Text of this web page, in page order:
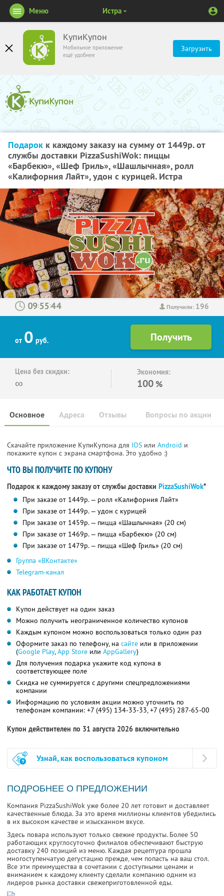
КупиКупон
Мобильное приложение
ещё удобнее
Загрузить
Меню Истра
Подарок к каждому заказу на сумму от 1449р. от
службы доставки PizzaSushiWok: пиццы
«Барбекю», «Шеф Гриль», «Шашлычная», ролл
«Калифорния Лайт», удон с курицей. Истра
Получили: 196
: :
от 0 руб.
Цена без скидки:
∞
Экономия:
100 %
Основное Отзывы Вопросы по акции
Адреса
Скачайте приложение КупиКупона для IOS или Android и
покажите купон с экрана смартфона. Это удобно :)
ЧТО ВЫ ПОЛУЧИТЕ ПО КУПОНУ
Подарок к каждому заказу от службы доставки PizzaSushiWok*
При заказе от 1449р. — ролл «Калифорния Лайт»
При заказе от 1449р. — удон с курицей
При заказе от 1459р. — пицца «Шашлычная» (20 см)
При заказе от 1469р. — пицца «Барбекю» (20 см)
При заказе от 1479р. — пицца «Шеф Гриль» (20 см)
Группа «ВКонтакте»
Telegram-канал
КАК РАБОТАЕТ КУПОН
Купон действует на один заказ
Можно получить неограниченное количество купонов
Каждым купоном можно воспользоваться только один раз
Оформите заказ по телефону, на сайте или в приложении
(Google Play,App Store или AppGallery)
Для получения подарка укажите код купона в
соответствующее поле
Скидка не суммируется с другими спецпредложениями
компании
Информацию по условиям акции можно уточнить по
телефонам компании: +7 (495) 134-33-33, +7 (495) 287-65-00
Купон действителен по 31 августа 2026 включительно
Узнай, как воспользоваться купоном
ПОДРОБНЕЕ О ПРЕДЛОЖЕНИИ
Компания PizzaSushiWok уже более 20 лет готовит и доставляет
качественные блюда. За это время миллионы клиентов убедились
в их высоком качестве и изысканном вкусе.
Здесь повара используют только свежие продукты. Более 50
работающих круглосуточно филиалов обеспечивают быструю
доставку 240 позиций из меню. Каждая рецептура прошла
многоступенчатую дегустацию прежде, чем попасть на ваш стол.
Все эти преимущества в сочетании с доступными ценами и
вниманием к каждому клиенту сделали компанию одним из
лидеров рынка доставки свежеприготовленной еды.